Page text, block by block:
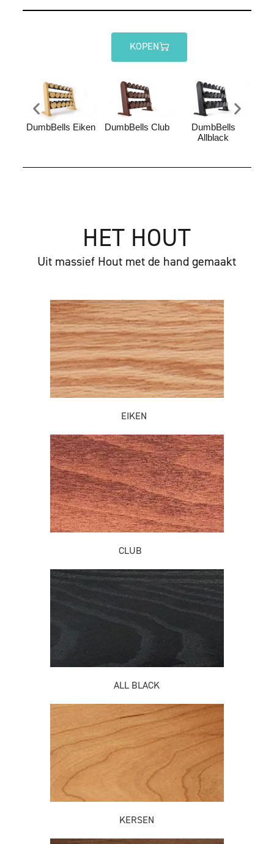
KOPEN
DumbBells Eiken DumbBells Club
DumbBells
Allblack
HET HOUT
Uit massief Hout met de hand gemaakt
EIKEN
CLUB
ALL BLACK
KERSEN